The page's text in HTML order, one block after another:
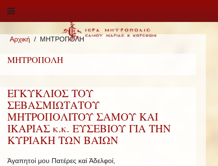
Αρχική ΜΗΤΡΟΠΟΛΗ
ΜΗΤΡΟΠΟΛΗ
ΕΓΚΥΚΛΙΟΣ ΤΟΥ
ΣΕΒΑΣΜΙΩΤΑΤΟΥ
ΜΗΤΡΟΠΟΛΙΤΟΥ ΣΑΜΟΥ ΚΑΙ
ΙΚΑΡΙΑΣ κ.κ. ΕΥΣΕΒΙΟΥ ΓΙΑ ΤΗΝ
ΚΥΡΙΑΚΗ ΤΩΝ ΒΑΪΩΝ
Ἀγαπητοί μου Πατέρες καί Ἀδελφοί,